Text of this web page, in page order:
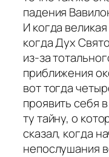
падения
И когда
когда Дух
из-за
приближения
вот тогда
проявить себя
ту тайну, о
сказал, когда
непослушания